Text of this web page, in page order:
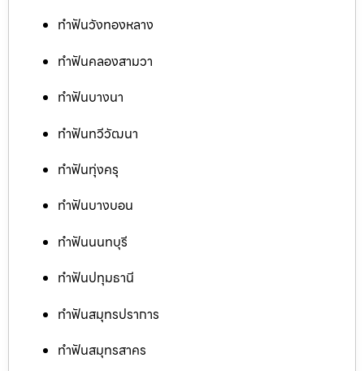
ทำฟันวังทองหลาง
ทำฟันคลองสามวา
ทำฟันบางนา
ทำฟันทวีวัฒนา
ทำฟันทุ่งครุ
ทำฟันบางบอน
ทำฟันนนทบุรี
ทำฟันปทุมธานี
ทำฟันสมุทรปราการ
ทำฟันสมุทรสาคร